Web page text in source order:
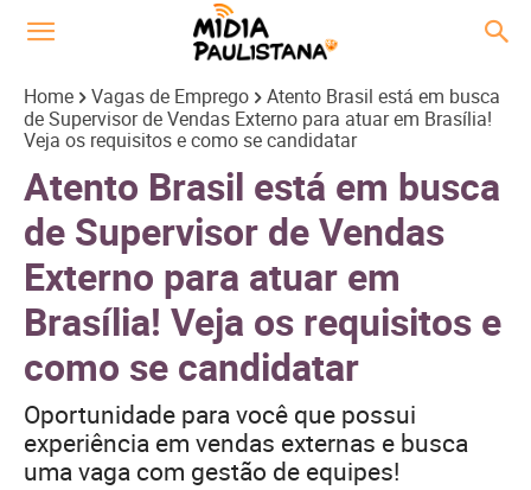
Home Vagas de Emprego
Atento Brasil está em busca
de Supervisor de Vendas Externo para atuar em Brasília!
Veja os requisitos e como se candidatar
Atento Brasil está em busca
de Supervisor de Vendas
Externo para atuar em
Brasília! Veja os requisitos e
como se candidatar
Oportunidade para você que possui
experiência em vendas externas e busca
uma vaga com gestão de equipes!